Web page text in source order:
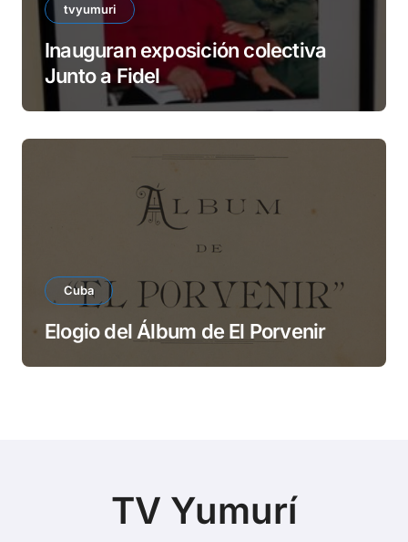
tvyumuri
Inauguran exposición colectiva
Junto a Fidel
Cuba
Elogio del Álbum de El Porvenir
TV Yumurí